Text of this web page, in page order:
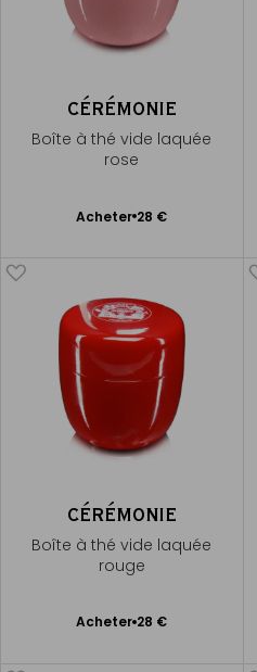
CÉRÉMONIE
Boîte à thé vide laquée
rose
Acheter 28 €
Ajouter
CÉRÉMONIE
Boîte à thé vide laquée
rouge
Acheter 28 €
Ajouter